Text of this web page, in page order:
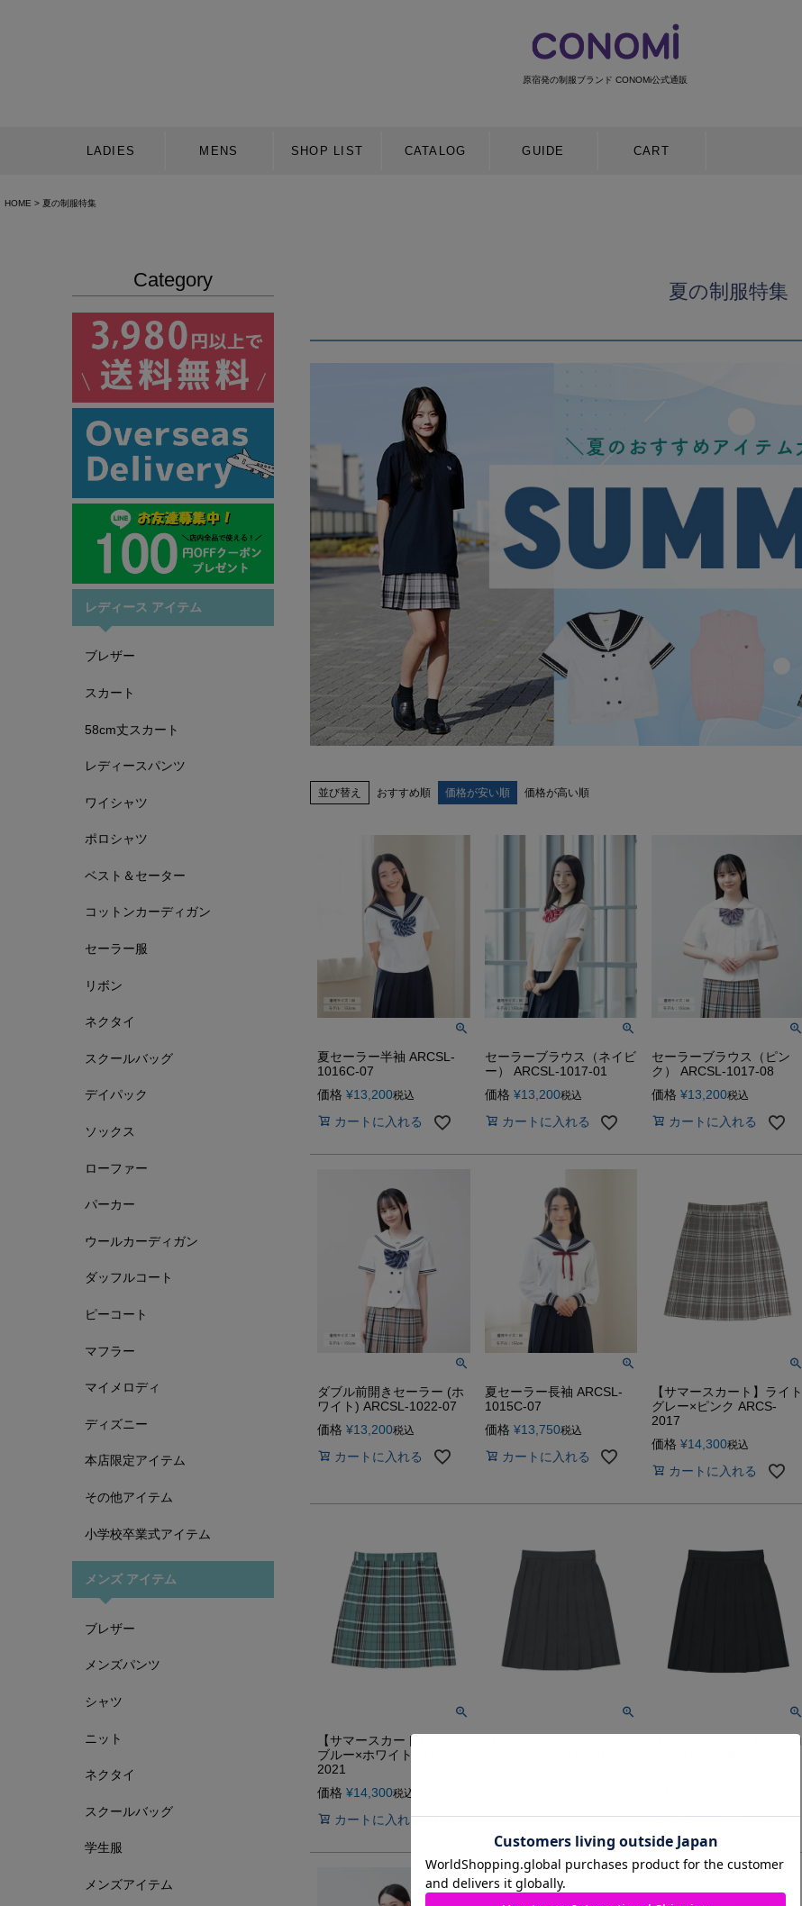
原宿発の制服ブランド CONOMi公式通販
LADIES MENS SHOP LIST CATALOG GUIDE CART
HOME 夏の制服特集
Category
レディース アイテム
ブレザー
スカート
58cm丈スカート
レディースパンツ
ワイシャツ
ポロシャツ
ベスト＆セーター
コットンカーディガン
セーラー服
リボン
ネクタイ
スクールバッグ
デイパック
ソックス
ローファー
パーカー
ウールカーディガン
ダッフルコート
ピーコート
マフラー
マイメロディ
ディズニー
本店限定アイテム
その他アイテム
小学校卒業式アイテム
メンズ アイテム
ブレザー
メンズパンツ
シャツ
ニット
ネクタイ
スクールバッグ
学生服
メンズアイテム
夏の制服特集
並び替え おすすめ順 価格が安い順 価格が高い順
夏セーラー半袖 ARCSL-
1016C-07
価格 ¥13,200税込
カートに入れる
セーラーブラウス（ネイビ
ー） ARCSL-1017-01
価格 ¥13,200税込
カートに入れる
セーラーブラウス（ピン
ク） ARCSL-1017-08
価格 ¥13,200税込
カートに入れる
ダブル前開きセーラー (ホ
ワイト) ARCSL-1022-07
価格 ¥13,200税込
カートに入れる
夏セーラー長袖 ARCSL-
1015C-07
価格 ¥13,750税込
カートに入れる
【サマースカート】ライト
グレー×ピンク ARCS-
2017
価格 ¥14,300税込
カートに入れる
【サマースカート】アクア
ブルー×ホワイト ARCS-
2021
価格 ¥14,300税込
カートに入れる
【サマースカート】チャコ
カートに入れる